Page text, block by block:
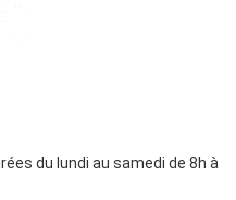
du lundi au samedi de 8h à